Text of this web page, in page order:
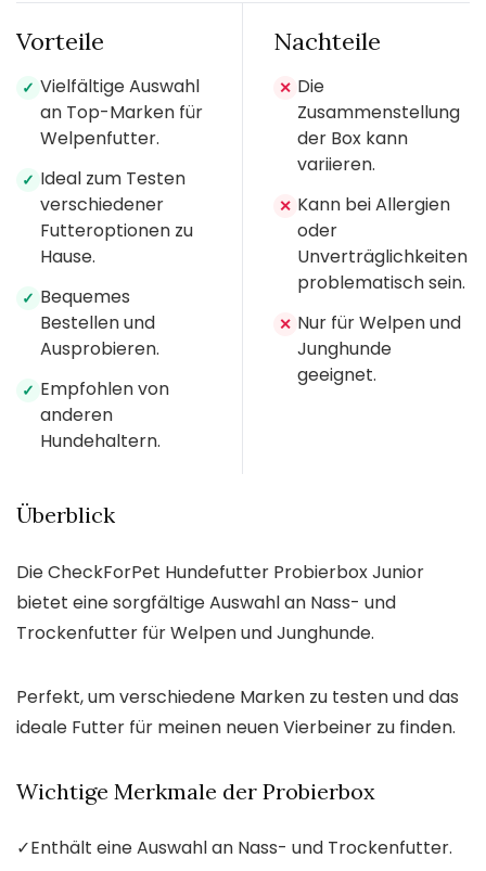
Vorteile
✓ Vielfältige Auswahl
an Top-Marken für
Welpenfutter.
✓ Ideal zum Testen
verschiedener
Futteroptionen zu
Hause.
✓ Bequemes
Bestellen und
Ausprobieren.
✓ Empfohlen von
anderen
Hundehaltern.
Nachteile
✕ Die
Zusammenstellung
der Box kann
variieren.
✕ Kann bei Allergien
oder
Unverträglichkeiten
problematisch sein.
✕ Nur für Welpen und
Junghunde
geeignet.
Überblick
Die CheckForPet Hundefutter Probierbox Junior
bietet eine sorgfältige Auswahl an Nass- und
Trockenfutter für Welpen und Junghunde.
Perfekt, um verschiedene Marken zu testen und das
ideale Futter für meinen neuen Vierbeiner zu finden.
Wichtige Merkmale der Probierbox
✓Enthält eine Auswahl an Nass- und Trockenfutter.